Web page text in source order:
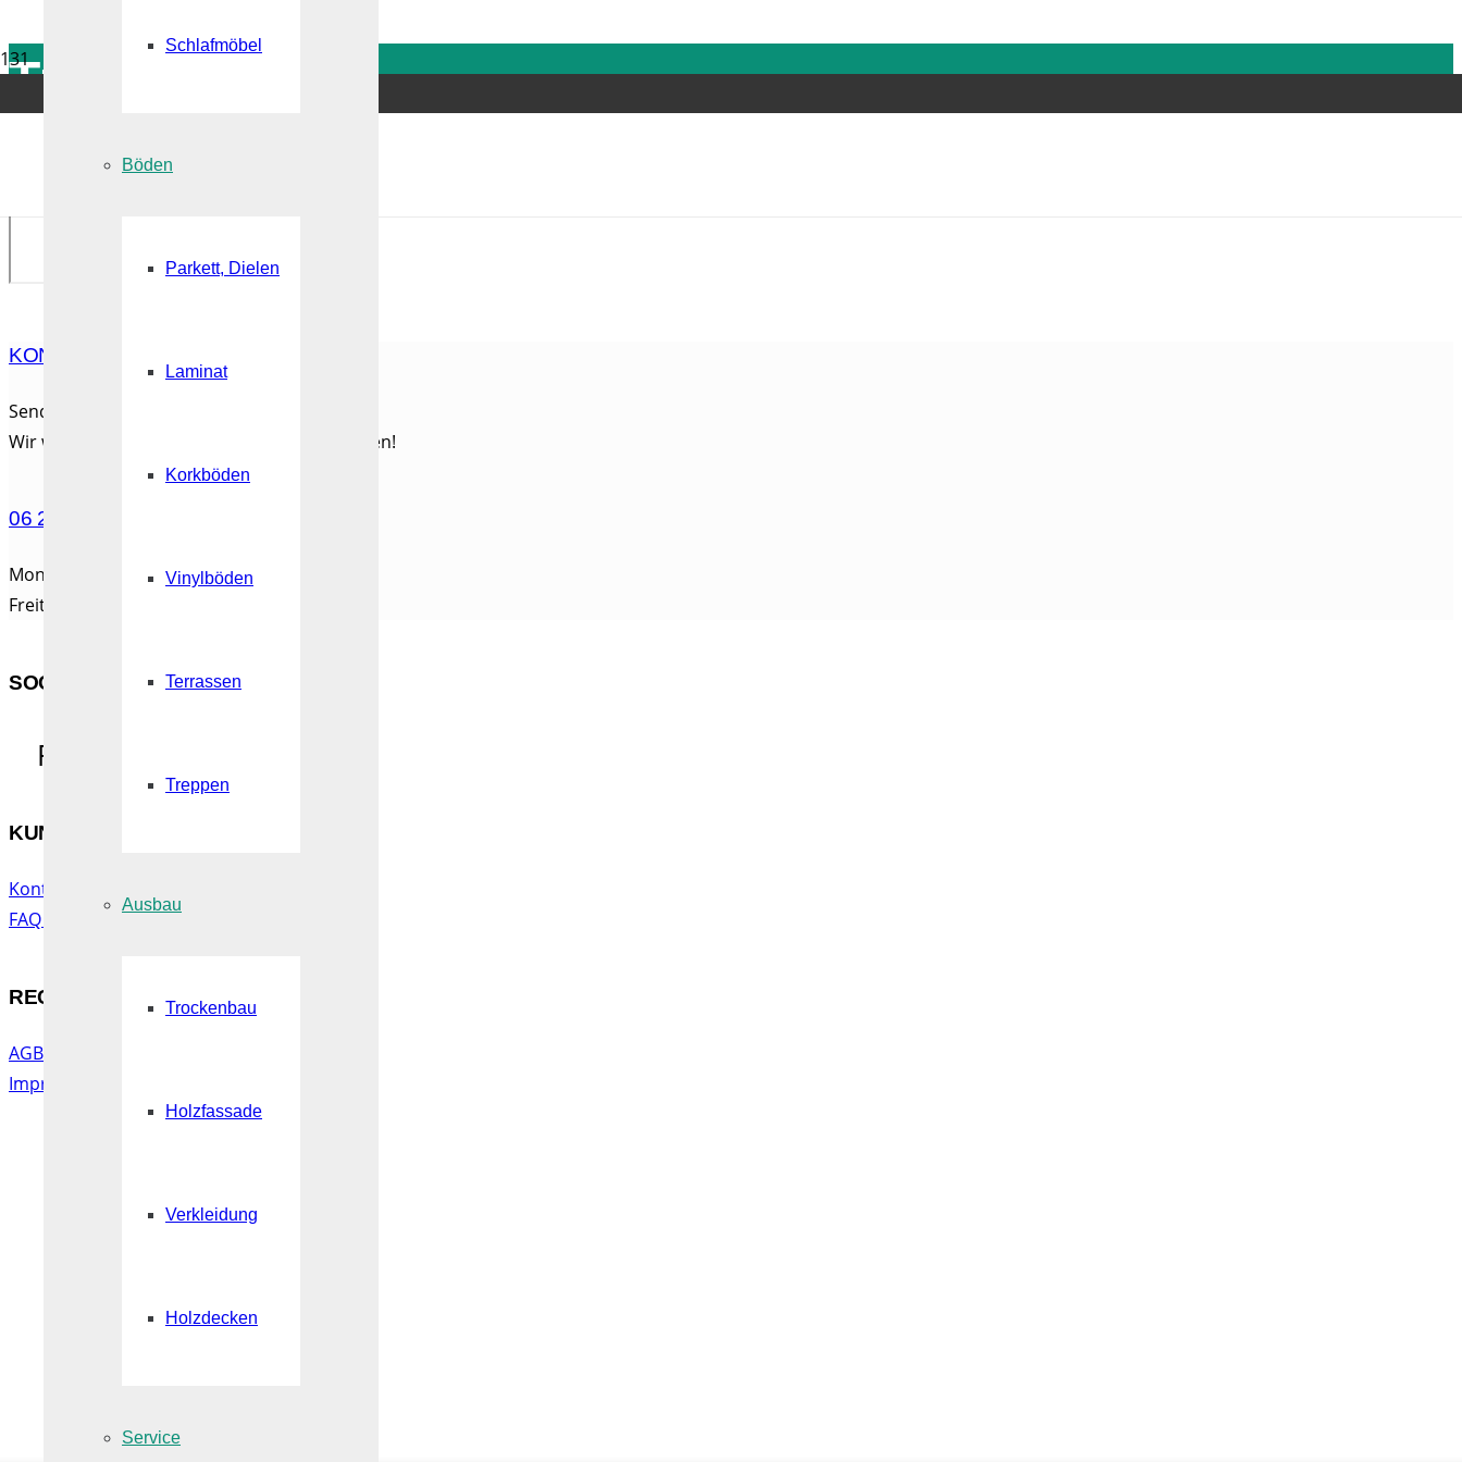
Schlafmöbel
Böden
Parkett, Dielen
Laminat
Korkböden
Vinylböden
Terrassen
Treppen
Ausbau
Trockenbau
Holzfassade
Verkleidung
Holzdecken
Service
Türen
KONTAKTIEREN SIE UNS
Senden Sie uns eine E-Mail.
Wir werden uns so schnell wie möglich melden!
06 21 / 67 197 455
Montag bis Donnerstag: 08:30 – 15:00
Freitag: 08:30 – 12:30 zu erreichen.
SOCIAL MEDIA
Facebook
KUNDENSERVICE
Kontakt
FAQ & Hilfe
RECHTLICHES
AGB
Impressum